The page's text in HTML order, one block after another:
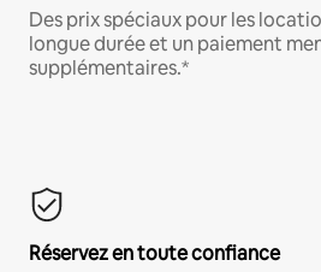
Des prix spéciaux pour les
longue durée et un paiement
supplémentaires.*
Réservez en toute confiance